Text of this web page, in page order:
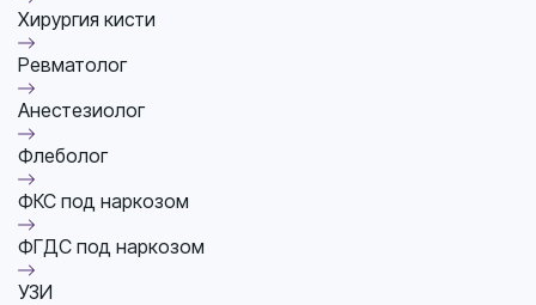
Хирургия кисти
Ревматолог
Анестезиолог
Флеболог
ФКС под наркозом
ФГДС под наркозом
УЗИ